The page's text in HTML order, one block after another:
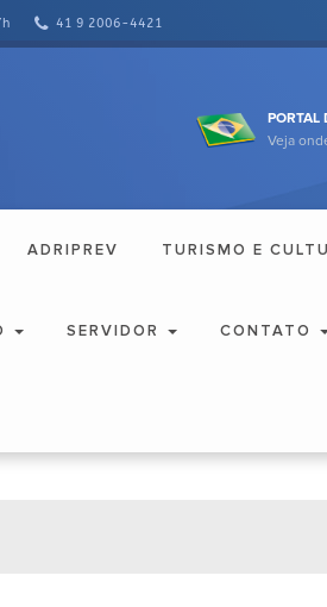
41 9 2006-4421
PORTAL
Veja
ADRIPREV TURISMO E
SERVIDOR CONTATO